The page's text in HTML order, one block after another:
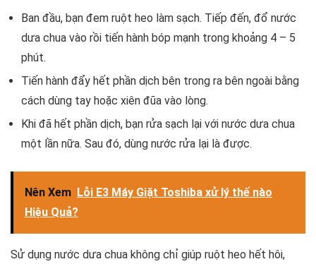
Ban đầu, bạn đem ruột heo làm sạch. Tiếp đến, đổ nước
dưa chua vào rồi tiến hành bóp mạnh trong khoảng 4 – 5
phút.
Tiến hành đẩy hết phần dịch bên trong ra bên ngoài bằng
cách dùng tay hoặc xiên đũa vào lòng.
Khi đã hết phần dịch, bạn rửa sạch lại với nước dưa chua
một lần nữa. Sau đó, dùng nước rửa lại là được.
Nên Xem Lỗi E3 Máy Giặt Toshiba xử lý thế nào
Hiệu Quả?
Sử dụng nước dưa chua không chỉ giúp ruột heo hết hôi,